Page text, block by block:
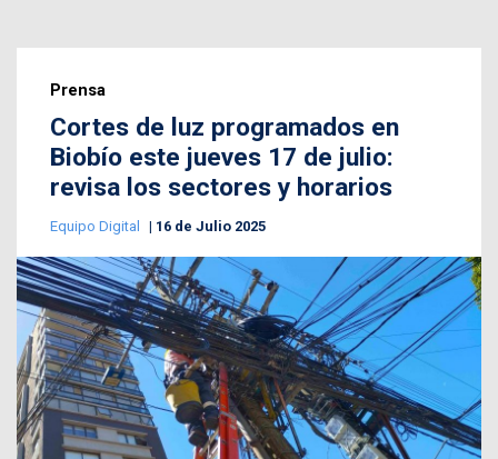
Prensa
Cortes de luz programados en
Biobío este jueves 17 de julio:
revisa los sectores y horarios
Equipo Digital 16 de Julio 2025